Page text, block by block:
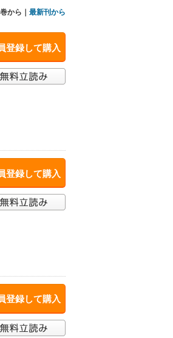
から｜ 最新刊から
登録して購入
登録して購入
登録して購入